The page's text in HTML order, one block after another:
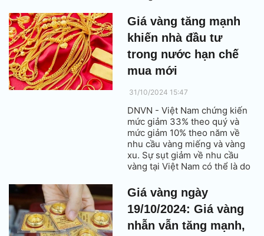
Giá vàng tăng mạnh
khiến nhà đầu tư
trong nước hạn chế
mua mới
31/10/2024 15:47
DNVN - Việt Nam chứng kiến ​​
mức giảm 33% theo quý và
mức giảm 10% theo năm về
nhu cầu vàng miếng và vàng
xu. Sự sụt giảm về nhu cầu
vàng tại Việt Nam có thể là do
chế hoạt động mua mới.
Giá vàng ngày
19/10/2024: Giá vàng
nhẫn vẫn tăng mạnh,